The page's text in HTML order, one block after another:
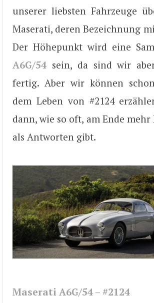
unserer liebsten Fahrzeuge
Maserati, deren Bezeichnung
Der Höhepunkt wird eine
A6G/54 sein, da sind wir
fertig. Aber wir können
dem Leben von #2124
dann, wie so oft, am Ende mehr
als Antworten gibt.
Maserati A6G/54 – #2124